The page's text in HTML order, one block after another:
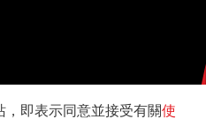
即表示同意並接受有關使